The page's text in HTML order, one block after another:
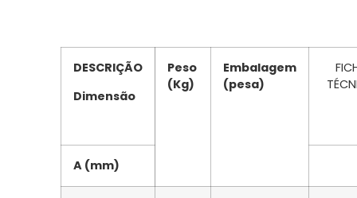
DESCRIÇÃO
Dimensão
Peso
(Kg)
Embalagem
(pesa)
A (mm)